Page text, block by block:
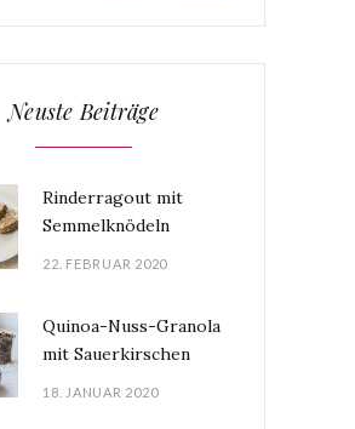
Neuste Beiträge
Rinderragout mit
Semmelknödeln
22. FEBRUAR 2020
Quinoa-Nuss-Granola
mit Sauerkirschen
18. JANUAR 2020